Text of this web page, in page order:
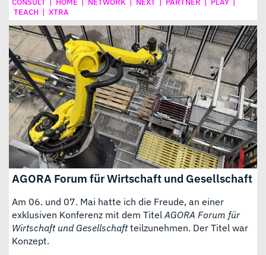
CONSULT | HOME | NETWORK | NEXT | PARTNER | PLAY |
TEACH | XTRA
AGORA Forum für Wirtschaft und Gesellschaft
Am 06. und 07. Mai hatte ich die Freude, an einer
exklusiven Konferenz mit dem Titel AGORA Forum für
Wirtschaft und Gesellschaftteilzunehmen. Der Titel war
Konzept.